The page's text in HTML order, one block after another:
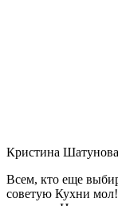
Кристина Шатунова
Всем, кто еще
советую Кухни